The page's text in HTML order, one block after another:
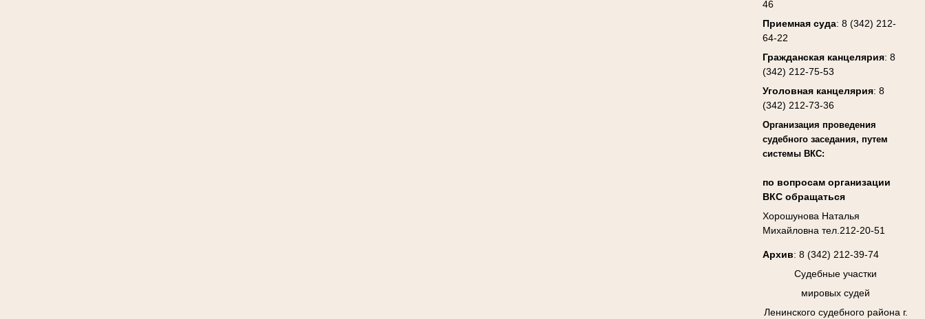
46
Приемная суда: 8 (342) 212-
64-22
Гражданская канцелярия: 8
(342) 212-75-53
Уголовная канцелярия: 8
(342) 212-73-36
Организация проведения
судебного заседания, путем
системы ВКС:
по вопросам организации
ВКС обращаться
Хорошунова Наталья
Михайловна тел.212-20-51
Архив: 8 (342) 212-39-74
Судебные участки
мировых судей
Ленинского судебного района г.